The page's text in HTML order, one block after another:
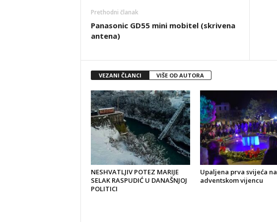
Prethodni članak
Panasonic GD55 mini mobitel (skrivena
antena)
VEZANI ČLANCI VIŠE OD AUTORA
NESHVATLJIV POTEZ MARIJE
SELAK RASPUDIĆ U DANAŠNJOJ
POLITICI
Upaljena prva svijeća na
adventskom vijencu